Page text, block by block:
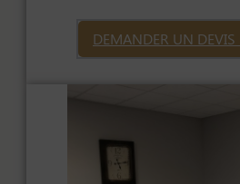
DEMANDER UN DEVIS